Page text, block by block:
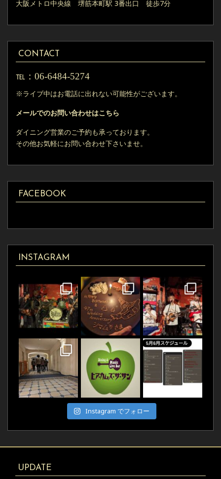
大阪メトロ中央線 堺筋本町駅 3番出口 徒歩7分
CONTACT
℡： 06-6484-5274
※ライブ中はお電話に出れない可能性がございます。
メールでのお問い合わせはこちら
ダイニング営業のご予約も承っております。
その他お気軽にお問い合わせ下さいませ。
FACEBOOK
INSTAGRAM
Instagram でフォロー
UPDATE